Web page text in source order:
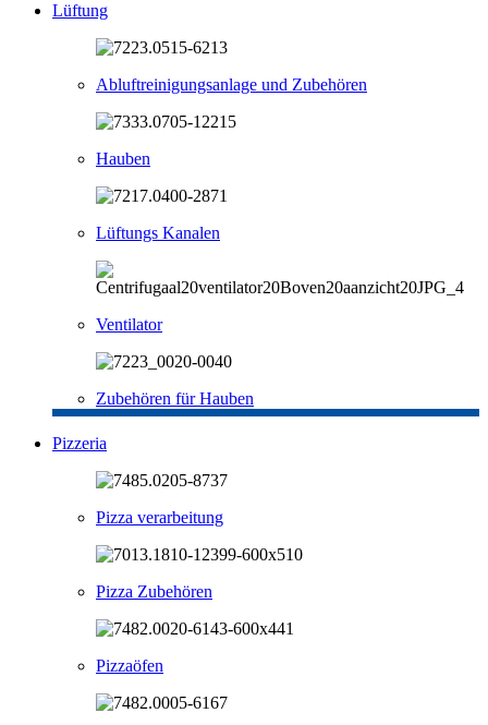
Lüftung
Abluftreinigungsanlage und Zubehören
Hauben
Lüftungs Kanalen
Ventilator
Zubehören für Hauben
Pizzeria
Pizza verarbeitung
Pizza Zubehören
Pizzaöfen